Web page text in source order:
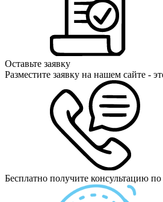
Оставьте заявку
Разместите заявку на нашем сайте -
Бесплатно получите консультацию